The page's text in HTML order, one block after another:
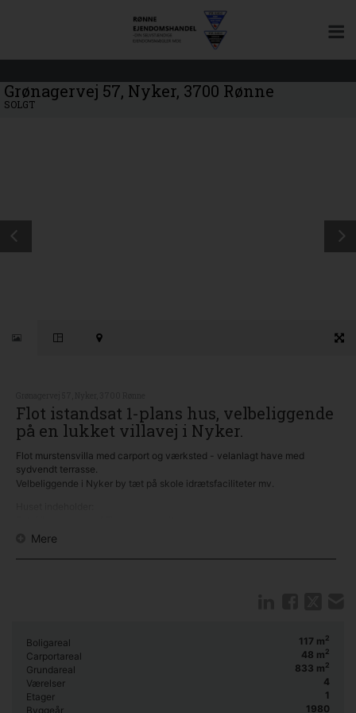
Grønagervej 57, Nyker, 3700 Rønne
SOLGT
Flot istandsat 1-plans hus, velbeliggende
på en lukket villavej i Nyker.
Flot murstensvilla med carport og værksted - velanlagt have med
sydvendt terrasse.
Velbeliggende i Nyker by tæt på skole idrætsfaciliteter mv.
Køkken alrum.
Spisestue/hverdagsstue.
Gæsteværelse.
Carport/isoleret værksted, kan benyttes som anneks - opført 2020.
Drivhus/greenroom 18,3 m2.
Udhus/Skur.
Dejlig sydvendt have, med sol hele dagen og udsigt over marker.
Mere
Boligareal 117 m2
Carportareal 48 m2
Grundareal 833 m2
Værelser
4
Etager
1
Byggeår
1980